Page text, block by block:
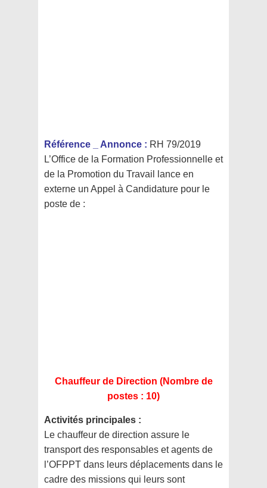
Référence _ Annonce : RH 79/2019
L’Office de la Formation Professionnelle et
de la Promotion du Travail
lance en
externe un Appel à Candidature pour le
poste de :
Chauffeur de Direction (Nombre de
postes : 10)
Activités principales :
Le chauffeur de direction assure le
transport des responsables et agents de
l’OFPPT dans leurs déplacements dans le
cadre des missions qui leurs sont